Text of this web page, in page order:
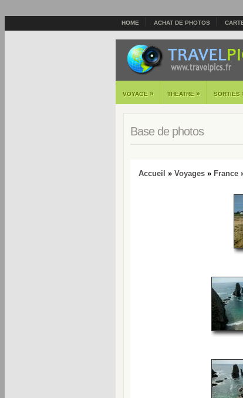
HOME ACHAT DE PHOTOS
VOYAGE » THEATRE » SORTIES
Base de photos
Accueil » Voyages » France